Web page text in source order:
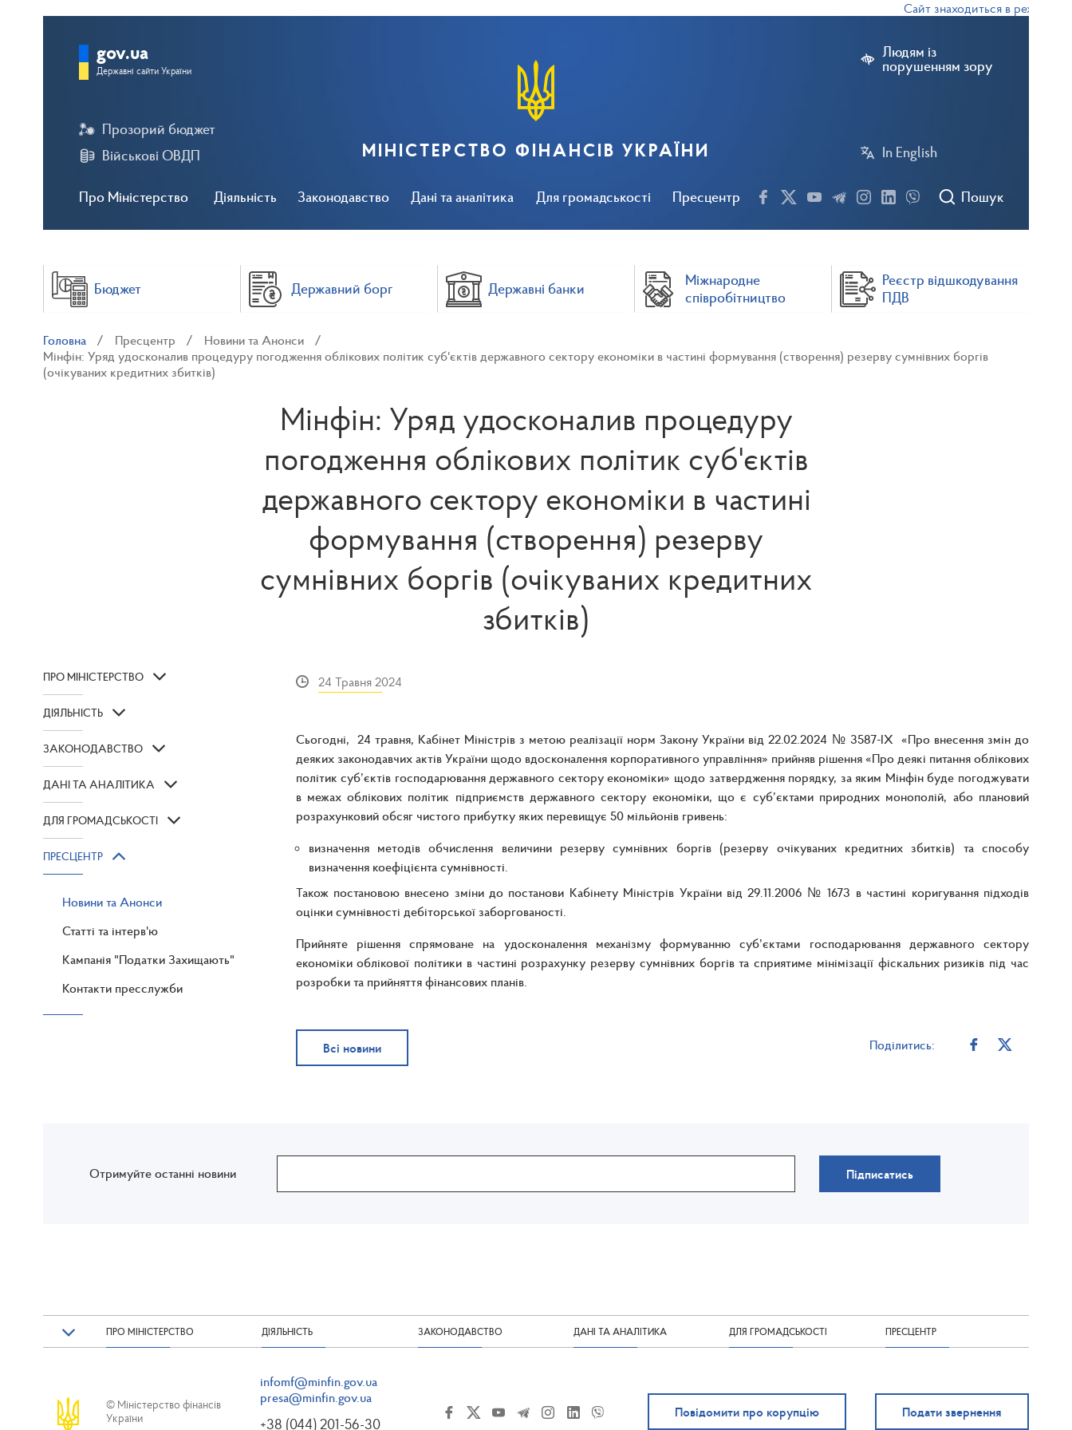
Сайт знаходиться в режимі
Людям із
порушенням зору
In English
Про Міністерство Діяльність Законодавство Дані та аналітика Для громадськості Пресцентр
Прозорий бюджет
Військові ОВДП
Пошук
gov.ua
Державні сайти України
МІНІСТЕРСТВО ФІНАНСІВ УКРАЇНИ
Бюджет Державний борг Державні банки
Міжнародне
співробітництво
Реєстр відшкодування
ПДВ
Головна Пресцентр
Новини та Анонси
Мінфін: Уряд удосконалив процедуру погодження облікових політик суб'єктів державного сектору економіки в частині формування (створення) резерву сумнівних боргів
(очікуваних кредитних збитків)
Мінфін: Уряд удосконалив процедуру
погодження облікових політик суб'єктів
державного сектору економіки в частині
формування (створення) резерву
сумнівних боргів (очікуваних кредитних
збитків)
ПРО МІНІСТЕРСТВО
ДІЯЛЬНІСТЬ
ЗАКОНОДАВСТВО
ДАНІ ТА АНАЛІТИКА
ДЛЯ ГРОМАДСЬКОСТІ
ПРЕСЦЕНТР
Новини та Анонси
Статті та інтерв'ю
Кампанія "Податки Захищають"
Контакти пресслужби
24 Травня 2024
Сьогодні, 24 травня, Кабінет Міністрів з метою реалізації норм Закону України від 22.02.2024 № 3587-ІХ «Про внесення змін до
деяких законодавчих актів України щодо вдосконалення корпоративного управління» прийняв рішення «Про деякі питання облікових
політик суб’єктів господарювання державного сектору економіки» щодо затвердження порядку, за яким Мінфін буде погоджувати
в межах облікових політик підприємств державного сектору економіки, що є суб’єктами природних монополій, або плановий
розрахунковий обсяг чистого прибутку яких перевищує 50 мільйонів гривень:
визначення методів обчислення величини резерву сумнівних боргів (резерву очікуваних кредитних збитків) та способу
визначення коефіцієнта сумнівності.
Також постановою внесено зміни до постанови Кабінету Міністрів України від 29.11.2006 № 1673 в частині коригування підходів
оцінки сумнівності дебіторської заборгованості.
Прийняте рішення спрямоване на удосконалення механізму формуванню суб’єктами господарювання державного сектору
економіки облікової політики в частині розрахунку резерву сумнівних боргів та сприятиме мінімізації фіскальних ризиків під час
розробки та прийняття фінансових планів.
Всі новини Поділитись:
Отримуйте останні новини Підписатись
ПРО МІНІСТЕРСТВО ДІЯЛЬНІСТЬ ЗАКОНОДАВСТВО ДАНІ ТА АНАЛІТИКА ДЛЯ ГРОМАДСЬКОСТІ ПРЕСЦЕНТР
© Міністерство фінансів
України
infomf@minfin.gov.ua
presa@minfin.gov.ua
+38 (044) 201-56-30
Повідомити про корупцію Подати звернення